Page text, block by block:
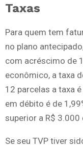
Taxas
Para quem tem
no plano
com acréscimo de
econômico, a taxa
12 parcelas a taxa
em débito é de
superior a R$ 3.000
Se seu TVP tiver